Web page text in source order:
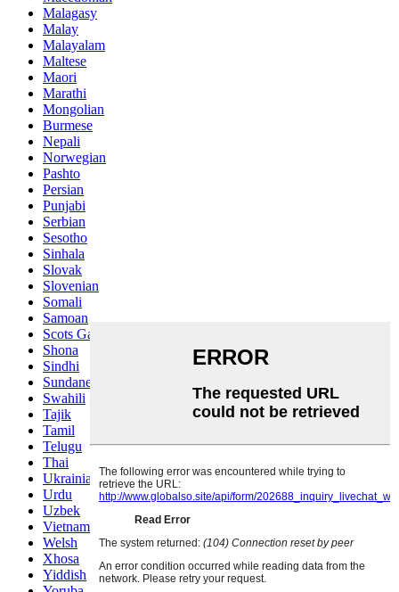
Malagasy
Malay
Malayalam
Maltese
Maori
Marathi
Mongolian
Burmese
Nepali
Norwegian
Pashto
Persian
Punjabi
Serbian
Sesotho
Sinhala
Slovak
Slovenian
Somali
Samoan
Scots Gaelic
Shona
Sindhi
Sundanese
Swahili
Tajik
Tamil
Telugu
Thai
Ukrainian
Urdu
Uzbek
Vietnamese
Welsh
Xhosa
Yiddish